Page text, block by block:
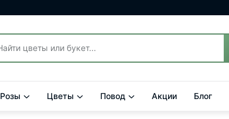
Розы Цветы Повод Акции Блог